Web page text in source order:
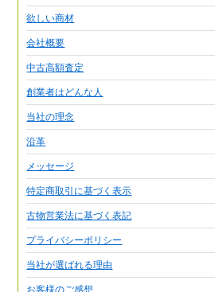
欲しい商材
会社概要
中古高額査定
創業者はどんな人
当社の理念
沿革
メッセージ
特定商取引に基づく表示
古物営業法に基づく表記
プライバシーポリシー
当社が選ばれる理由
お客様のご感想